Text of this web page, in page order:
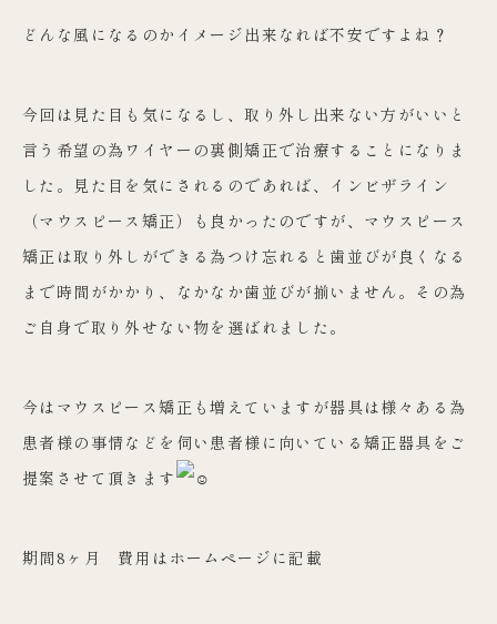
どんな風になるのかイメージ出来なれば不安ですよね？
今回は見た目も気になるし、取り外し出来ない方がいいと
言う希望の為ワイヤーの裏側矯正で治 療することになりま
した。見た目を気にされるのであれば、 インビザライン
（マウスピース矯正）も良かったのですが、 マウスピース
矯正は取り外しができる為つけ忘れると歯並びが良く なる
まで時間がかかり、なかなか歯並びが揃いません。
その為
ご自身で取り外せない物を選ばれました。
今はマウスピース矯正も増えていますが器具は様々ある為
患者様の 事情などを伺い患者様に向いている矯正器具をご
提案させて頂きま す
期間8ヶ月 費用はホームページに記載